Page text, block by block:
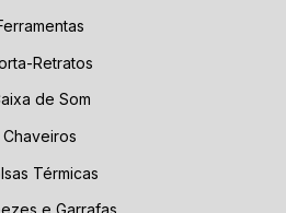
Retratos
de Som
Chaveiros
Térmicas